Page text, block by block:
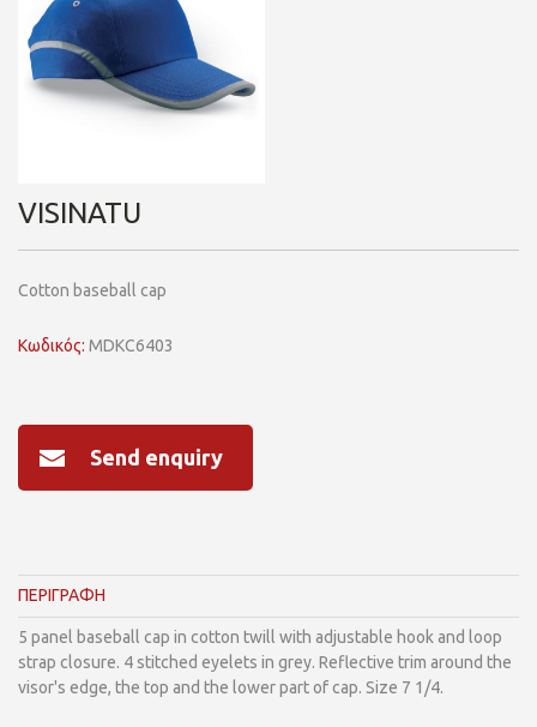
VISINATU
Cotton baseball cap
Κωδικός: MDKC6403
Send enquiry
ΠΕΡΙΓΡΑΦΗ
5 panel baseball cap in cotton twill with adjustable hook and loop
strap closure. 4 stitched eyelets in grey. Reflective trim around the
visor's edge, the top and the lower part of cap. Size 7 1/4.